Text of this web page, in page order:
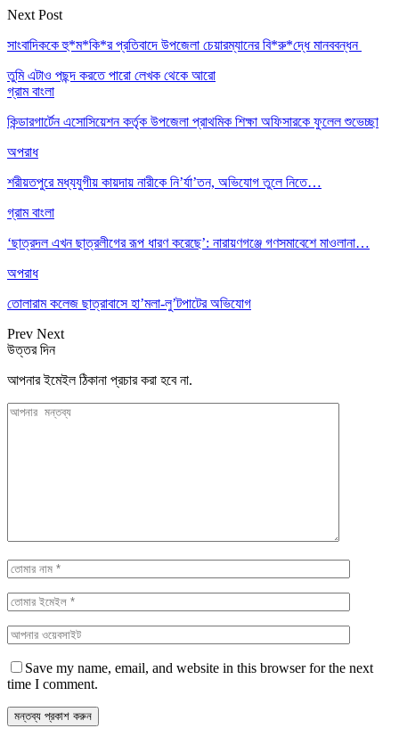
Next Post
সাংবাদিককে হু*ম*কি*র প্রতিবাদে উপজেলা চেয়ারম্যানের বি*রু*দ্ধে মানববন্ধন
তুমি এটাও পছন্দ করতে পারো লেখক থেকে আরো
গ্রাম বাংলা
কিন্ডারগার্টেন এসোসিয়েশন কর্তৃক উপজেলা প্রাথমিক শিক্ষা অফিসারকে ফুলেল শুভেচ্ছা
অপরাধ
শরীয়তপুরে মধ্যযুগীয় কায়দায় নারীকে নি’র্যা’তন, অভিযোগ তুলে নিতে…
গ্রাম বাংলা
‘ছাত্রদল এখন ছাত্রলীগের রূপ ধারণ করেছে’: নারায়ণগঞ্জে গণসমাবেশে মাওলানা…
অপরাধ
তোলারাম কলেজ ছাত্রাবাসে হা’মলা-লু’টপাটের অভিযোগ
Prev Next
উত্তর দিন
আপনার ইমেইল ঠিকানা প্রচার করা হবে না.
Save my name, email, and website in this browser for the next
time I comment.